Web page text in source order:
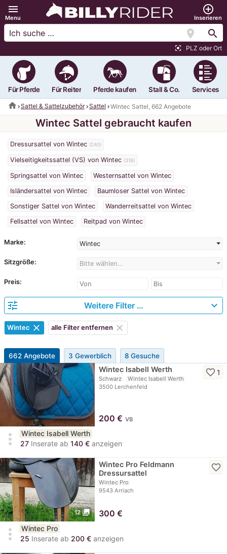
menu
Menu
add_circle_outline
Inserieren
location_on search
center_focus_strong PLZ oder Ort
Für Pferde Für Reiter Pferde kaufen Stall & Co. Services
home Sattel & Sattelzubehör Sattel Wintec Sattel, 662 Angebote
Wintec Sattel gebraucht kaufen
Dressursattel von Wintec (240)
Vielseitigkeitssattel (VS) von Wintec (316)
Springsattel von Wintec
Westernsattel von Wintec
Isländersattel von Wintec
Baumloser Sattel von Wintec
Sonstiger Sattel von Wintec
Wanderreitsattel von Wintec
Fellsattel von Wintec
Reitpad von Wintec
Marke: Wintec
Sitzgröße: Bitte wählen...
Preis:
tune Weitere Filter … expand_more
Wintec clear alle Filter entfernen clear
662 Angebote 3 Gewerblich 8 Gesuche
Wintec Isabell Werth
Schwarz
Wintec Isabell Werth
3500 Lerchenfeld
favorite_border1
200 € VB
more_vert
Wintec Isabell Werth
27 Inserate ab 140 € anzeigen
12 photo_library
Wintec Pro Feldmann
Dressursattel
Wintec Pro
9543 Arriach
favorite_border
300 €
more_vert
Wintec Pro
25 Inserate ab 200 € anzeigen